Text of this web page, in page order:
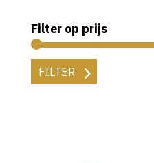
Filter op prijs
FILTER